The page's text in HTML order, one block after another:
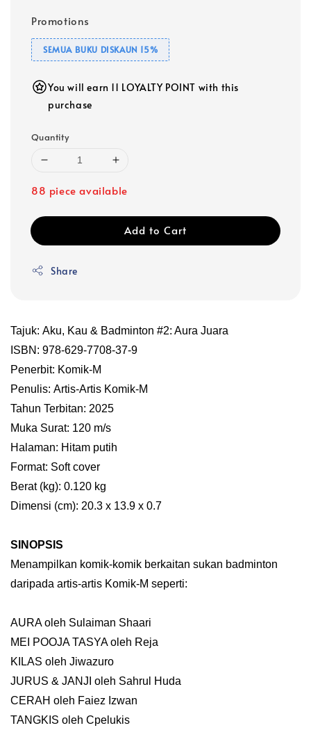
Promotions
SEMUA BUKU DISKAUN 15%
You will earn 11 LOYALTY POINT with this
purchase
Quantity
88 piece available
Add to Cart
Share
Tajuk: Aku, Kau & Badminton #2: Aura Juara
ISBN: 978-629-7708-37-9
Penerbit: Komik-M
Penulis: Artis-Artis Komik-M
Tahun Terbitan: 2025
Muka Surat: 120 m/s
Halaman: Hitam putih
Format: Soft cover
Berat (kg): 0.120 kg
Dimensi (cm): 20.3 x 13.9 x 0.7
SINOPSIS
Menampilkan komik-komik berkaitan sukan badminton
daripada artis-artis Komik-M seperti:
AURA oleh Sulaiman Shaari
MEI POOJA TASYA oleh Reja
KILAS oleh Jiwazuro
JURUS & JANJI oleh Sahrul Huda
CERAH oleh Faiez Izwan
TANGKIS oleh Cpelukis